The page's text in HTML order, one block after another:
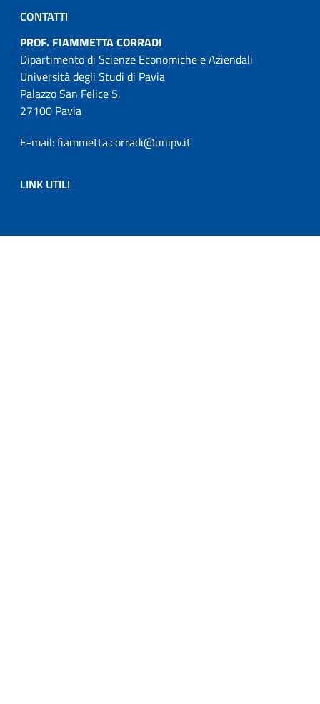
CONTATTI
PROF. FIAMMETTA CORRADI
Dipartimento di Scienze Economiche e Aziendali
Università degli Studi di Pavia
Palazzo San Felice 5,
27100 Pavia
E-mail: fiammetta.corradi@unipv.it
LINK UTILI
Sezione Link Utili